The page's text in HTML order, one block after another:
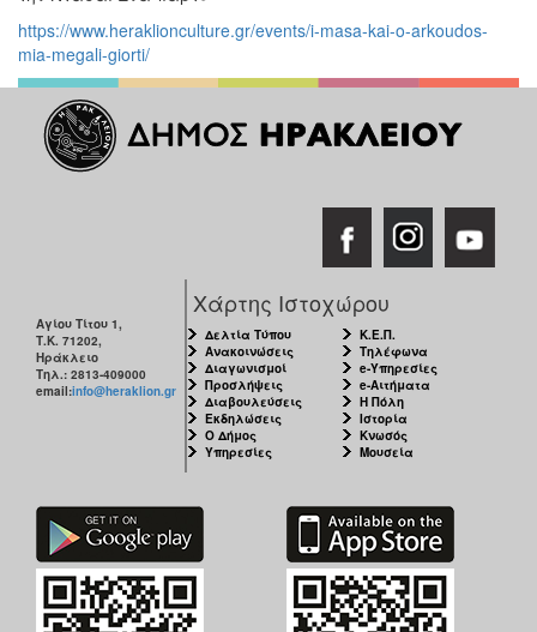
https://www.heraklionculture.gr/events/i-masa-kai-o-arkoudos-
mia-megali-giorti/
Αγίου Τίτου 1,
Τ.Κ. 71202,
Ηράκλειο
Τηλ.: 2813-409000
email:info@heraklion.gr
Χάρτης Ιστοχώρου
Δελτία Τύπου
Ανακοινώσεις
Διαγωνισμοί
Προσλήψεις
Διαβουλεύσεις
Εκδηλώσεις
Ο Δήμος
Υπηρεσίες
Κ.Ε.Π.
Τηλέφωνα
e-Υπηρεσίες
e-Αιτήματα
Η Πόλη
Ιστορία
Κνωσός
Μουσεία